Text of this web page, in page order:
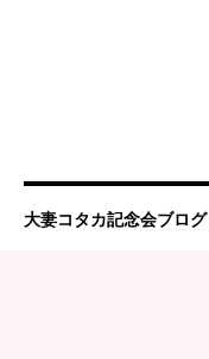
大妻コタカ記念会ブログ